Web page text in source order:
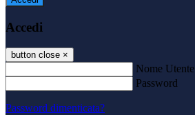
Accedi
button close ×
Nome Utente
Password
Password dimenticata?